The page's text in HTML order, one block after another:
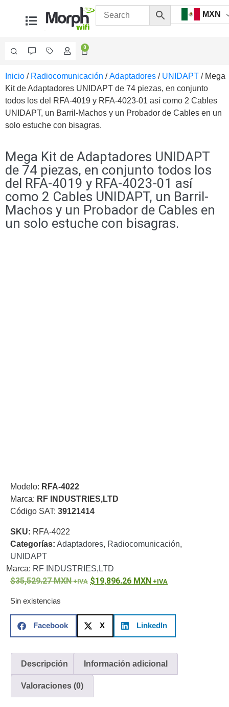
MXN
0
Videovigilancia
Accesorios
Generales
Accesorios
Ethernet y
para
Computadora
y
Smartphones Cajas
de
Interconexión Controladores
PTZGabinetes
RefaccionesProbadores
de
VideoTransceptores
Cables y
Conectores
Adaptador
a
RCAAudio
VideoCable
Coaxial y
Conectores
Cables
Armados -
CoaxialCategoría
5eFibra
ÓpticaPara
Alimentación
y
Inicio / Radiocomunicación /Adaptadores / UNIDAPT / Mega
Kit de Adaptadores UNIDAPT de 74 piezas, en conjunto
todos los del RFA-4019 y RFA-4023-01 así como 2 Cables
UNIDAPT, un Barril-Machos y un Probador de Cables en un
solo estuche con bisagras.
Mega Kit de Adaptadores UNIDAPT
de 74 piezas, en conjunto todos los
del RFA-4019 y RFA-4023-01 así
como 2 Cables UNIDAPT, un Barril-
Machos y un Probador de Cables en
un solo estuche con bisagras.
Modelo: RFA-4022
Marca: RF INDUSTRIES,LTD
Código SAT: 39121414
SKU: RFA-4022
Categorías: Adaptadores, Radiocomunicación,
UNIDAPT
Marca: RF INDUSTRIES,LTD
35,529.27MXN 19,896.26 MXN
Sin existencias
Facebook X LinkedIn
Descripción Información adicional
Valoraciones (0)